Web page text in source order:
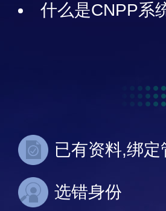
什么是CNPP系
已有资料,绑定
选错身份